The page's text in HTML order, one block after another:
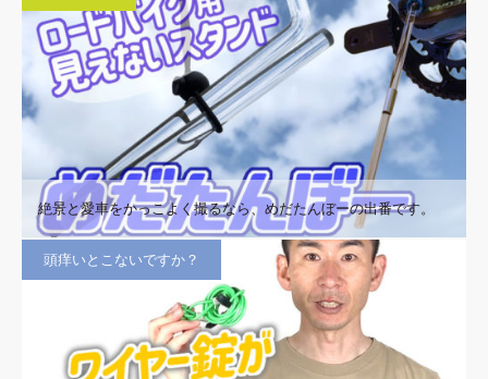
絶景と愛車をかっこよく撮るなら、めだたんぼーの出番です。
頭痒いとこないですか？